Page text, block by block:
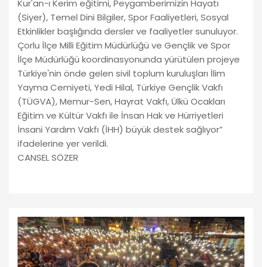
Kur'an-ı Kerim eğitimi, Peygamberimizin Hayatı
(Siyer), Temel Dini Bilgiler, Spor Faaliyetleri, Sosyal
Etkinlikler başlığında dersler ve faaliyetler sunuluyor.
Çorlu İlçe Milli Eğitim Müdürlüğü ve Gençlik ve Spor
İlçe Müdürlüğü koordinasyonunda yürütülen projeye
Türkiye'nin önde gelen sivil toplum kuruluşları İlim
Yayma Cemiyeti, Yedi Hilal, Türkiye Gençlik Vakfı
(TÜGVA), Memur-Sen, Hayrat Vakfı, Ülkü Ocakları
Eğitim ve Kültür Vakfı ile İnsan Hak ve Hürriyetleri
İnsani Yardım Vakfı (İHH) büyük destek sağlıyor”
ifadelerine yer verildi.
CANSEL SÖZER